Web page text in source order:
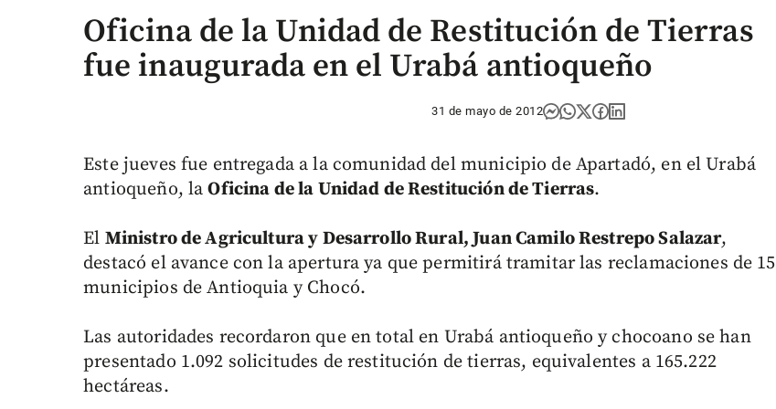
Oficina de la Unidad de Restitución de Tierras
fue inaugurada en el Urabá antioqueño
31 de mayo de 2012
Este jueves fue entregada a la comunidad del municipio de Apartadó, en el Urabá
antioqueño, laOficina de la Unidad de Restitución de Tierras.
El Ministro de Agricultura y Desarrollo Rural, Juan Camilo Restrepo Salazar,
destacó el avance con la apertura ya que permitirá tramitar las reclamaciones de 15
municipios de Antioquia y Chocó.
Las autoridades recordaron que en total en Urabá antioqueño y chocoano se han
presentado 1.092 solicitudes de restitución de tierras, equivalentes a 165.222
hectáreas.